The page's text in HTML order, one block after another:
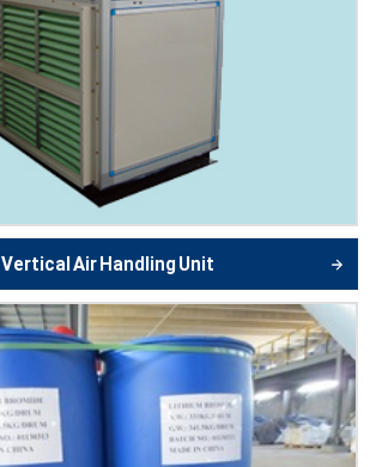
Vertical Air Handling Unit